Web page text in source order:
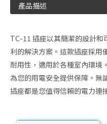
產品描述
TC-11 插座以其簡潔的設計和
利的解決方案。這款插座採用
耐用性，適用於各種室內環境
為您的用電安全提供保障。無
插座都是您值得信賴的電力連